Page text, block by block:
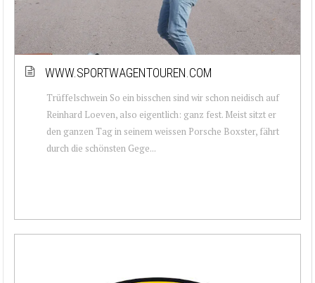
WWW.SPORTWAGENTOUREN.COM
Trüffelschwein So ein bisschen sind wir schon neidisch auf
Reinhard Loeven, also eigentlich: ganz fest. Meist sitzt er
den ganzen Tag in seinem weissen Porsche Boxster, fährt
durch die schönsten Gege...